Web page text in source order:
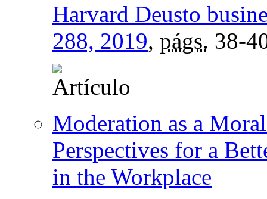
Harvard Deusto
288, 2019, págs. 38-
Moderation as a
Perspectives for a
in the Workplace